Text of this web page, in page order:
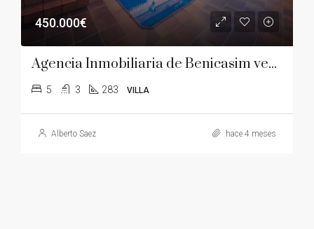
450.000€
Agencia Inmobiliaria de Benicasim vende villa individual en Urbanización Las Palmas- Montornes .
5 3 283 VILLA
Alberto Saez hace 4 meses